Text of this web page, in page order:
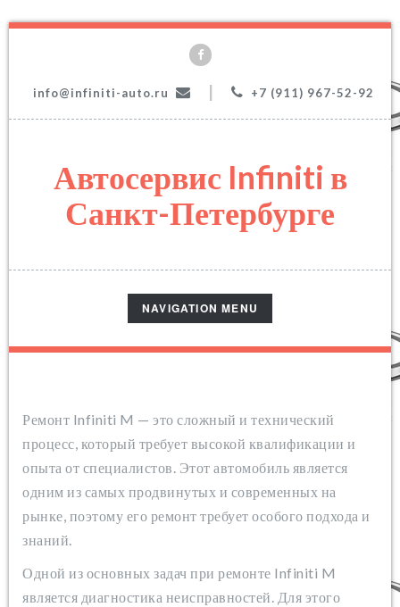
info@infiniti-auto.ru +7 (911) 967-52-92
Автосервис Infiniti в
Санкт-Петербурге
TOGGLE
NAVIGATION
NAVIGATION MENU
Ремонт Infiniti M — это сложный и технический
процесс, который требует высокой квалификации и
опыта от специалистов. Этот автомобиль является
одним из самых продвинутых и современных на
рынке, поэтому его ремонт требует особого подхода и
знаний.
Одной из основных задач при ремонте Infiniti M
является диагностика неисправностей. Для этого